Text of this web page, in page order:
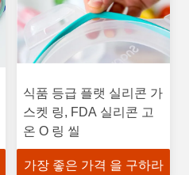
식품 등급 플랫 실리콘 가
스켓 링, FDA 실리콘 고
온 O 링 씰
가장 좋은 가격 을 구하라